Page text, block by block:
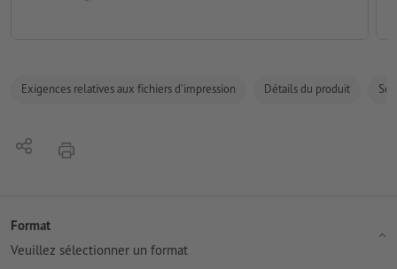
Exigences relatives aux fichiers d'impression Détails du produit
Partagerimprimer
Format
Veuillez sélectionner un format